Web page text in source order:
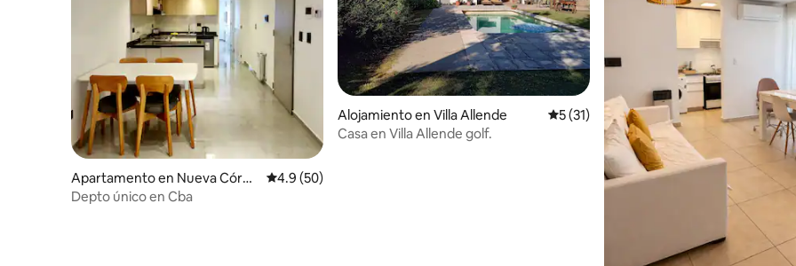
Apartamento en Nueva Córdo
ba
Calificación promedio: 4.9 de 5, 50 reseñas
4.9 (50)
Depto único en Cba
Alojamiento en Villa Allende Calificación promedio: 5 de 5, 31 reseñas
5 (31)
Casa en Villa Allende golf.